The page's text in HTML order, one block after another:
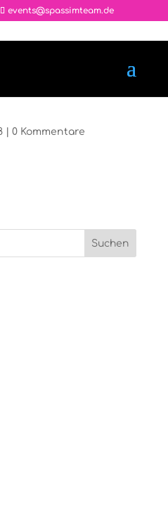
events@spassimteam.de
| 0 Kommentare